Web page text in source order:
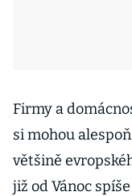
Firmy a
si mohou
většině
již od Vánoc